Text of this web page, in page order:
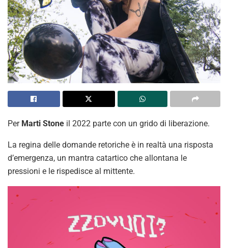
Per Marti Stone il 2022 parte con un grido di liberazione.
La regina delle domande retoriche è in realtà una risposta
d’emergenza, un mantra catartico che allontana le
pressioni e le rispedisce al mittente.